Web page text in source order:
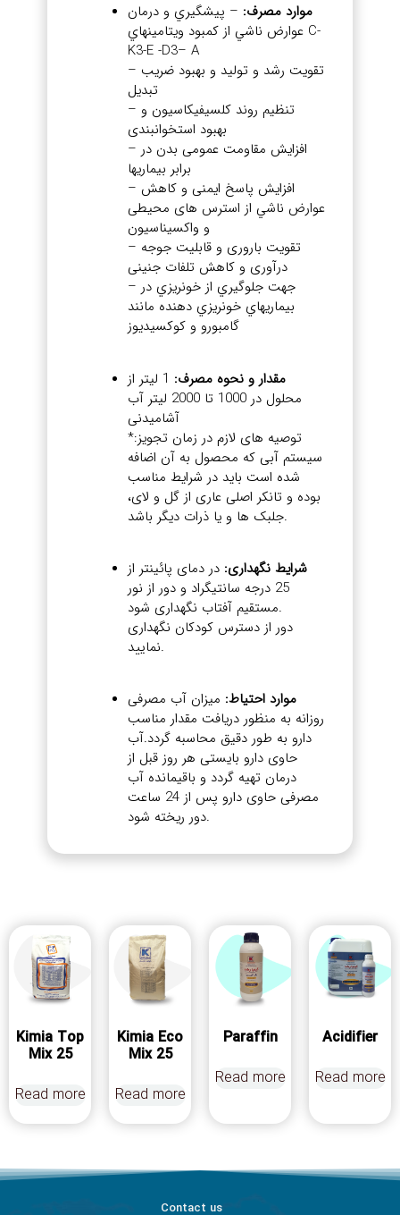
موارد مصرف: – پيشگيري و درمان
عوارض ناشي از كمبود ويتامينهاي C-
K3-E -D3– A
– تقویت رشد و تولید و بهبود ضریب
تبدیل
– تنظیم روند کلسیفیکاسیون و
بهبود استخوانبندی
– افزايش مقاومت عمومی بدن در
برابر بيماريها
– افزایش پاسخ ایمنی و كاهش
عوارض ناشي از استرس های محیطی
و واکسیناسیون
– تقویت باروری و قابلیت جوجه
درآوری و کاهش تلفات جنینی
– جهت جلوگيري از خونريزي در
بيماريهاي خونريزي دهنده مانند
گامبورو و كوكسيديوز
مقدار و نحوه مصرف:
1 ليتر از
محلول در 1000 تا 2000 ليتر آب
آشاميدنی
*توصیه های لازم در زمان تجویز:
سیستم آبی که محصول به آن اضافه
شده است باید در شرایط مناسب
بوده و تانکر اصلی عاری از گل و لای،
جلبک ها و یا ذرات دیگر باشد.
شرایط نگهداری: در دمای پائینتر از
25 درجه سانتیگراد و دور از نور
مستقیم آفتاب نگهداری شود.
دور از دسترس کودکان نگهداری
نمایید.
موارد احتیاط: میزان آب مصرفی
روزانه به منظور دریافت مقدار مناسب
دارو به طور دقیق محاسبه گردد.آب
حاوی دارو بایستی هر روز قبل از
درمان تهیه گردد و باقیمانده آب
مصرفی حاوی دارو پس از 24 ساعت
دور ریخته شود.
Kimia Top
Mix 25
Read more
Kimia Eco
Mix 25
Read more
Paraffin
Read more
Acidifier
Read more
Contact us